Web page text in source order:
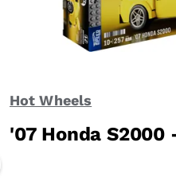
Hot Wheels
'07 Honda S2000